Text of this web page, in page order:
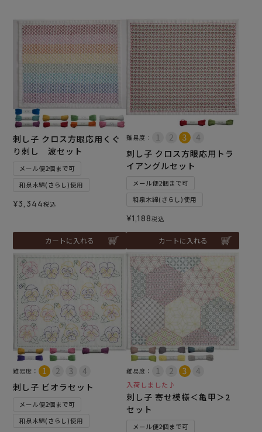
刺し子 クロス方眼応用くぐ
り刺し 波セット
メール便2個まで可
和泉木綿(さらし)使用
¥3,344税込
カートに入れる
難易度：
刺し子 クロス方眼応用トラ
イアングルセット
メール便2個まで可
和泉木綿(さらし)使用
¥1,188税込
カートに入れる
難易度：
刺し子 ビオラセット
メール便2個まで可
和泉木綿(さらし)使用
難易度：
入荷しました♪
刺し子 寄せ模様＜亀甲＞2
セット
メール便2個まで可